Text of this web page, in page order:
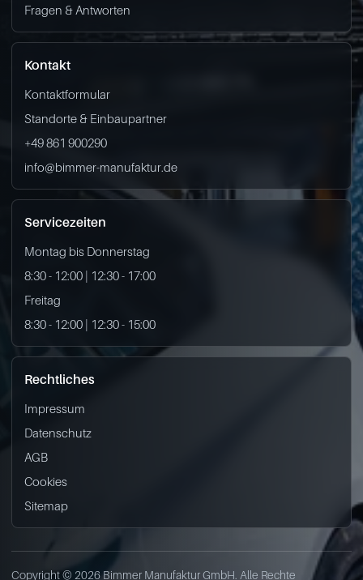
Fragen & Antworten
Kontakt
Kontaktformular
Standorte & Einbaupartner
+49 861 900290
info@bimmer-manufaktur.de
Servicezeiten
Montag bis Donnerstag
8:30 - 12:00 | 12:30 - 17:00
Freitag
8:30 - 12:00 | 12:30 - 15:00
Rechtliches
Impressum
Datenschutz
AGB
Cookies
Sitemap
Copyright © 2026 Bimmer Manufaktur GmbH. Alle Rechte